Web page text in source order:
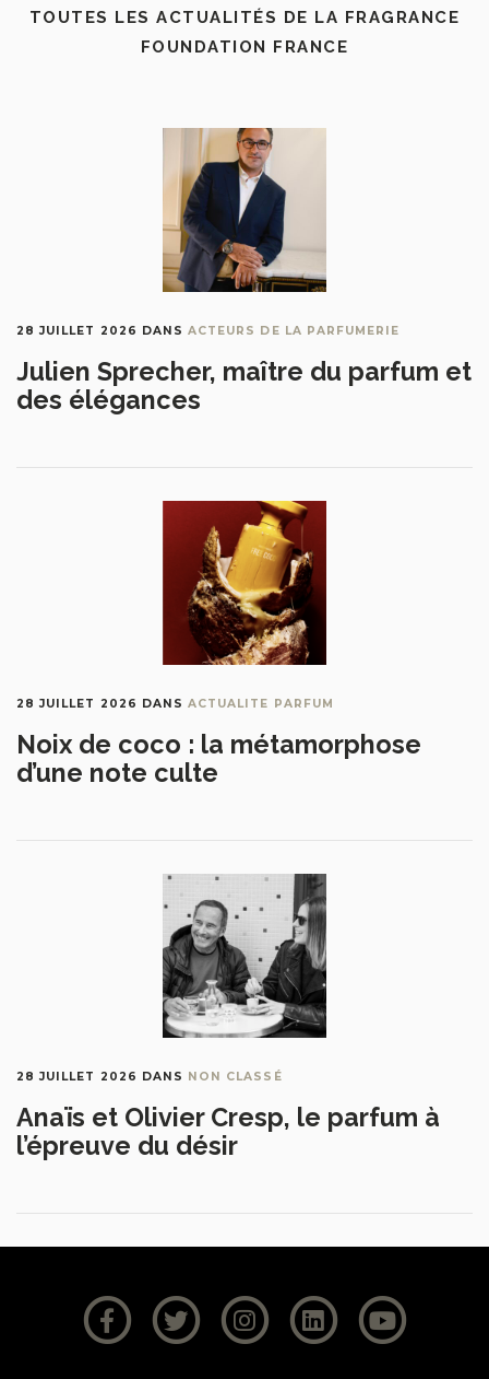
TOUTES LES ACTUALITÉS DE LA FRAGRANCE
FOUNDATION FRANCE
28 JUILLET 2026 DANSACTEURS DE LA PARFUMERIE
Julien Sprecher, maître du parfum et
des élégances
28 JUILLET 2026 DANSACTUALITE PARFUM
Noix de coco : la métamorphose
d’une note culte
28 JUILLET 2026 DANS NON CLASSÉ
Anaïs et Olivier Cresp, le parfum à
l’épreuve du désir